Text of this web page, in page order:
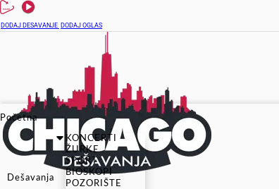
DODAJ DESAVANJE DODAJ OGLAS
Početna
Dešavanja
KONCERTI
ŽURKE
SPORT
BIOSKOPI
POZORIŠTE